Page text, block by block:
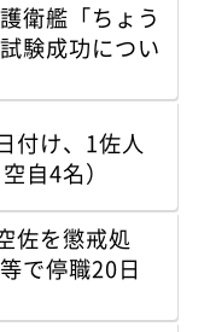
衛艦「ちょう
験成功につい
付け、1佐人
自4名）
佐を懲戒処
で停職20日